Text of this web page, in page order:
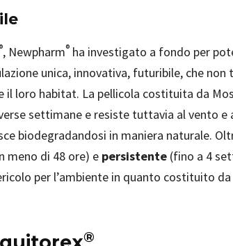
®, Newpharm® ha investigato a fondo per
unica, innovativa, futuribile, che non
il loro habitat. La pellicola costituita da
settimane e resiste tuttavia al vento e
biodegradandosi in maniera naturale.
meno di 48 ore) e persistente (fino a 4
per l’ambiente in quanto costituito da
®